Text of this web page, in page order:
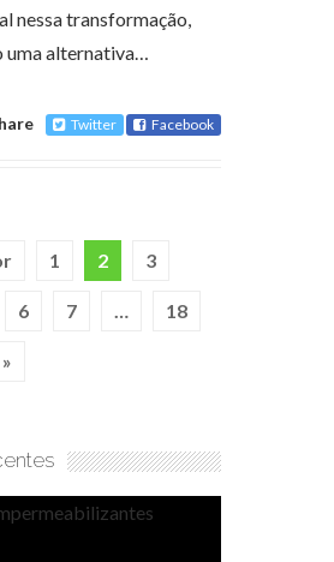
nessa transformação,
alternativa…
Twitter Facebook
1 2 3
6 7 18